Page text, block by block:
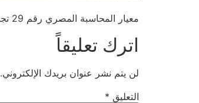
معيار المحاسبة المصري رقم 29 تجميع الأعمال والاستحواذات
اترك تعليقاً
لن يتم نشر عنوان بريدك الإلكتروني.
التعليق *